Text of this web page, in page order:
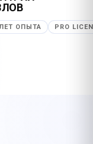
клубами
ОПЫТА PRO
мастер-